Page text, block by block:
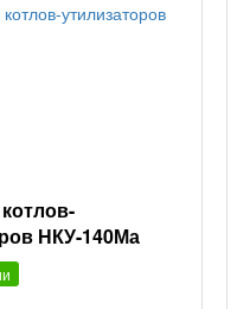
НКУ-140Ма